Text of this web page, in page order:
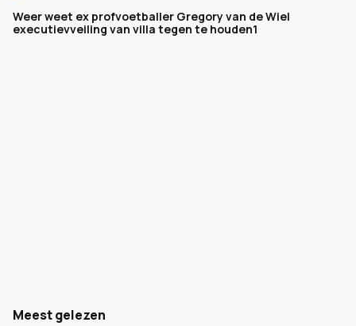
Weer weet ex profvoetballer Gregory van de Wiel
executievveiling van villa tegen te houden1
Meest gelezen